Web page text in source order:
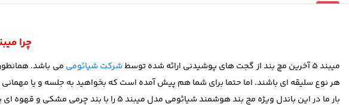
چرا میبند 5 به همراه بند
میبند 5 آخرین مچ بند از گجت های پوشیدنی ارائه شده توسط شرکت شیائومی می باشد.
هر نوع سلیقه ای باشند. اما حتما برای شما هم پیش آمده است که بخواهید به جلسه و یا مهمانی
بار ما در این باندل ویژه مج بند هوشمند شیائومی مدل میبند 5 را با بند چرمی مشکی و قهوه ای پیشنهاد می دهیم. این ست ویژه قیمتی رقابتی تر از سایر انتخاب ها برای شما به ارمغان خواهد آورد.